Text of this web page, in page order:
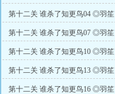
第十二关 谁杀了知更鸟04 ◎羽笙
第十二关 谁杀了知更鸟07 ◎羽笙
第十二关 谁杀了知更鸟10 ◎羽笙
第十二关 谁杀了知更鸟13 ◎羽笙
第十二关 谁杀了知更鸟16 ◎羽笙